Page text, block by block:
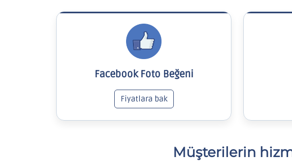
Facebook Foto Beğeni
Fiyatlara bak
Müşterilerin